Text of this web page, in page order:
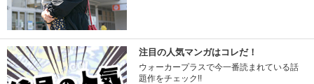
注目の人気マンガはコレだ！
ウォーカープラスで今一番読まれている話
題作をチェック!!